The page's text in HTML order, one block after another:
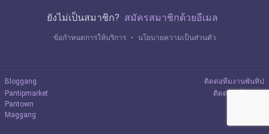
ยังไม่เป็นสมาชิก? สมัครสมาชิกด้วยอีเมล
ข้อกำหนดการให้บริการ ・ นโยบายความเป็นส่วนตัว
Bloggang
Pantipmarket
Pantown
Maggang
ติดต่อทีมงานพันทิป
ติดต่อลงโฆษณา